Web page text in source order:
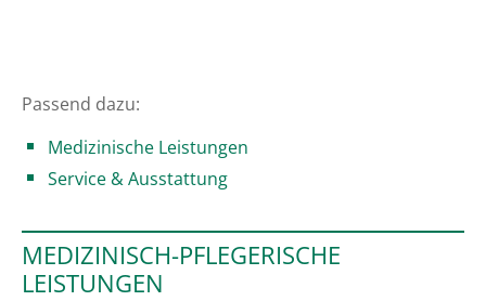
Passend dazu:
Medizinische Leistungen
Service & Ausstattung
MEDIZINISCH-PFLEGERISCHE
LEISTUNGEN